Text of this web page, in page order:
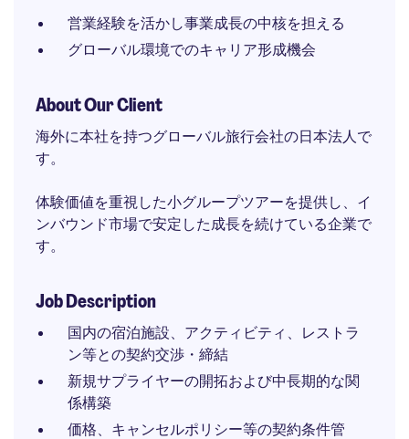
営業経験を活かし事業成長の中核を担える
グローバル環境でのキャリア形成機会
About Our Client
海外に本社を持つグローバル旅行会社の日本法人で
す。
体験価値を重視した小グループツアーを提供し、イ
ンバウンド市場で安定した成長を続けている企業で
す。
Job Description
国内の宿泊施設、アクティビティ、レストラ
ン等との契約交渉・締結
新規サプライヤーの開拓および中長期的な関
係構築
価格、キャンセルポリシー等の契約条件管